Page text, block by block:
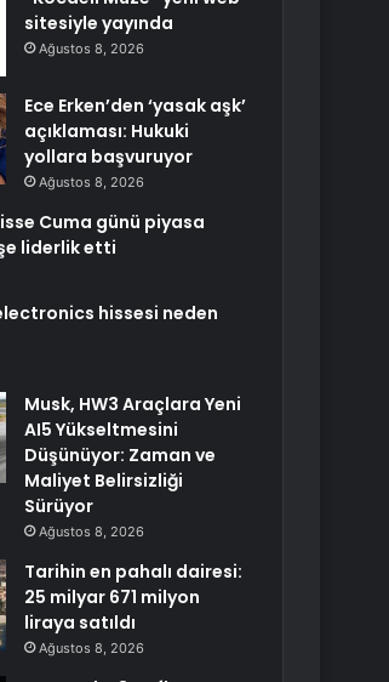
sitesiyle yayında
Ağustos 8, 2026
Ece Erken’den ‘yasak aşk’
açıklaması: Hukuki
yollara başvuruyor
Ağustos 8, 2026
Cuma günü piyasa
liderlik etti
hissesi neden
Musk, HW3 Araçlara Yeni
AI5 Yükseltmesini
Düşünüyor: Zaman ve
Maliyet Belirsizliği
Sürüyor
Ağustos 8, 2026
Tarihin en pahalı dairesi:
25 milyar 671 milyon
liraya satıldı
Ağustos 8, 2026